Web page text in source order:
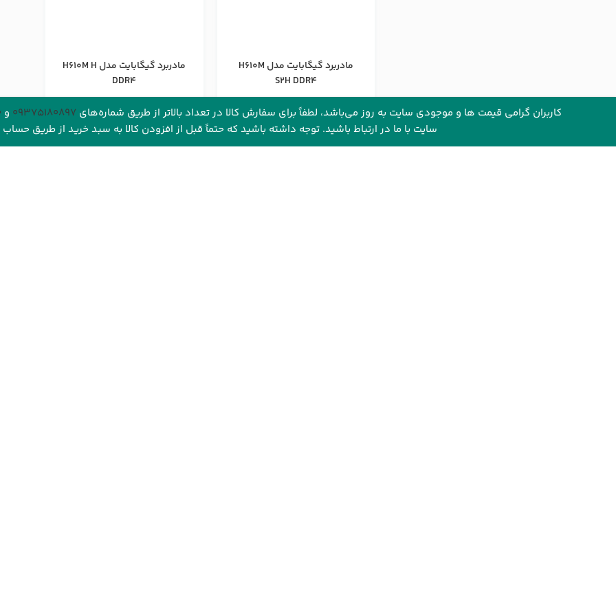
کاربران گرامی قیمت ها و موجودی سایت به روز می‌باشد، لطفاً برای سفارش کالا در تعداد بالاتر از طریق شماره‌های‌ 09375180897 و
سایت با ما در ارتباط باشید. توجه داشته باشید که حتماً قبل از افزودن کالا به سبد خرید از طریق
مادربرد گیگابایت مدل H610M
S2H DDR4
GIGABYTE
محصول ناموجود است
مادربرد گیگابایت مدل H610M H
DDR4
GIGABYTE
محصول ناموجود است